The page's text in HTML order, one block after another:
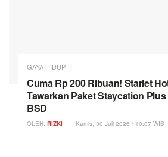
GAYA HIDUP
Cuma Rp 200 Ribuan! Starlet
Tawarkan Paket Staycation
BSD
OLEH: RIZKI Kamis, 30 Juli 2026 / 10:07 WIB